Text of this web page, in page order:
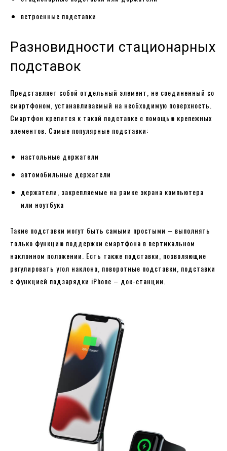
встроенные подставки
Разновидности стационарных
подставок
Представляет собой отдельный элемент, не соединенный со
смартфоном, устанавливаемый на необходимую поверхность.
Смартфон крепится к такой подставке с помощью крепежных
элементов. Самые популярные подставки:
настольные держатели
автомобильные держатели
держатели, закрепляемые на рамке экрана компьютера
или ноутбука
Такие подставки могут быть самыми простыми – выполнять
только функцию поддержки смартфона в вертикальном
наклонном положении. Есть также подставки, позволяющие
регулировать угол наклона, поворотные подставки, подставки
с функцией подзарядки iPhone – док-станции.